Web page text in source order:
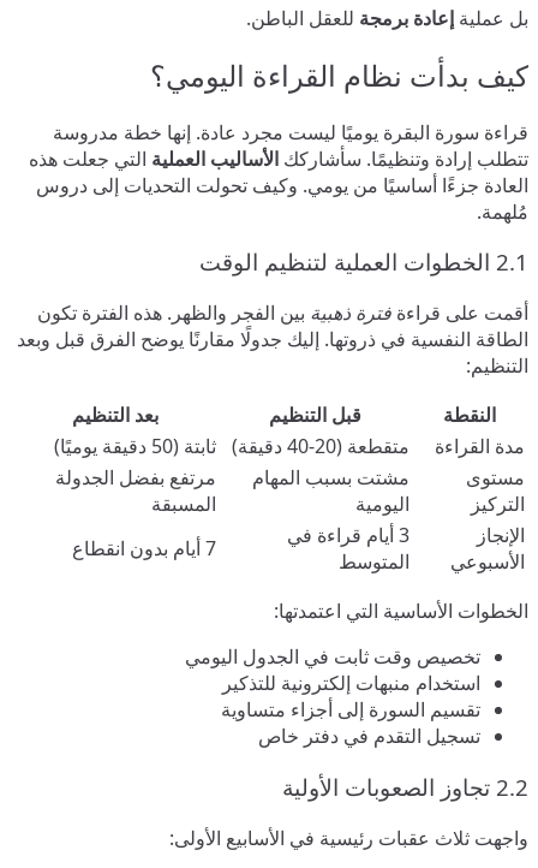
بل عملية إعادة برمجة للعقل الباطن.
كيف بدأت نظام القراءة اليومي؟
قراءة سورة البقرة يوميًا ليست مجرد عادة. إنها خطة مدروسة
تتطلب إرادة وتنظيمًا. سأشاركك الأساليب العملية التي جعلت هذه
العادة جزءًا أساسيًا من يومي. وكيف تحولت التحديات إلى دروس
مُلهمة.
2.1 الخطوات العملية لتنظيم الوقت
أقمت على قراءة فترة ذهبية بين الفجر والظهر. هذه الفترة تكون
الطاقة النفسية في ذروتها. إليك جدولًا مقارنًا يوضح الفرق قبل وبعد
التنظيم:
النقطة
قبل التنظيم
بعد التنظيم
مدة القراءة
متقطعة (20-40 دقيقة)
ثابتة (50 دقيقة يوميًا)
مستوى
التركيز
مشتت بسبب المهام
اليومية
مرتفع بفضل الجدولة
المسبقة
الإنجاز
الأسبوعي
3 أيام قراءة في
المتوسط
7 أيام بدون انقطاع
الخطوات الأساسية التي اعتمدتها:
تخصيص وقت ثابت في الجدول اليومي
استخدام منبهات إلكترونية للتذكير
تقسيم السورة إلى أجزاء متساوية
تسجيل التقدم في دفتر خاص
2.2 تجاوز الصعوبات الأولية
واجهت ثلاث عقبات رئيسية في الأسابيع الأولى: